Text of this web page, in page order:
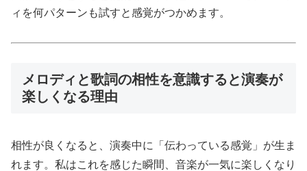
ィを何パターンも試すと感覚がつかめます。
メロディと歌詞の相性を意識すると演奏が
楽しくなる理由
相性が良くなると、演奏中に「伝わっている感覚」が生ま
れます。私はこれを感じた瞬間、音楽が一気に楽しくなり